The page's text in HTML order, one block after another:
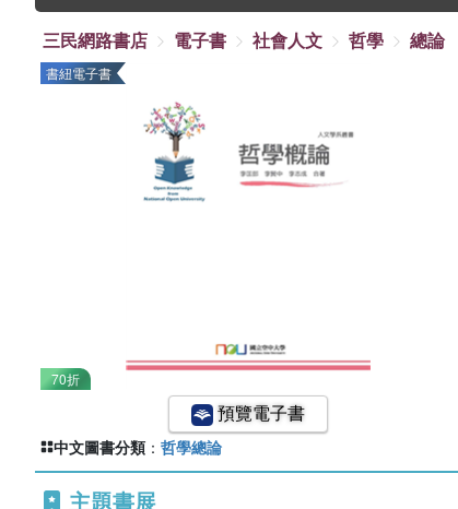
三民網路書店
電子書 社會人文 哲學 總論
書紐電子書
70折
預覽電子書
中文圖書分類 ： 哲學總論
主題書展